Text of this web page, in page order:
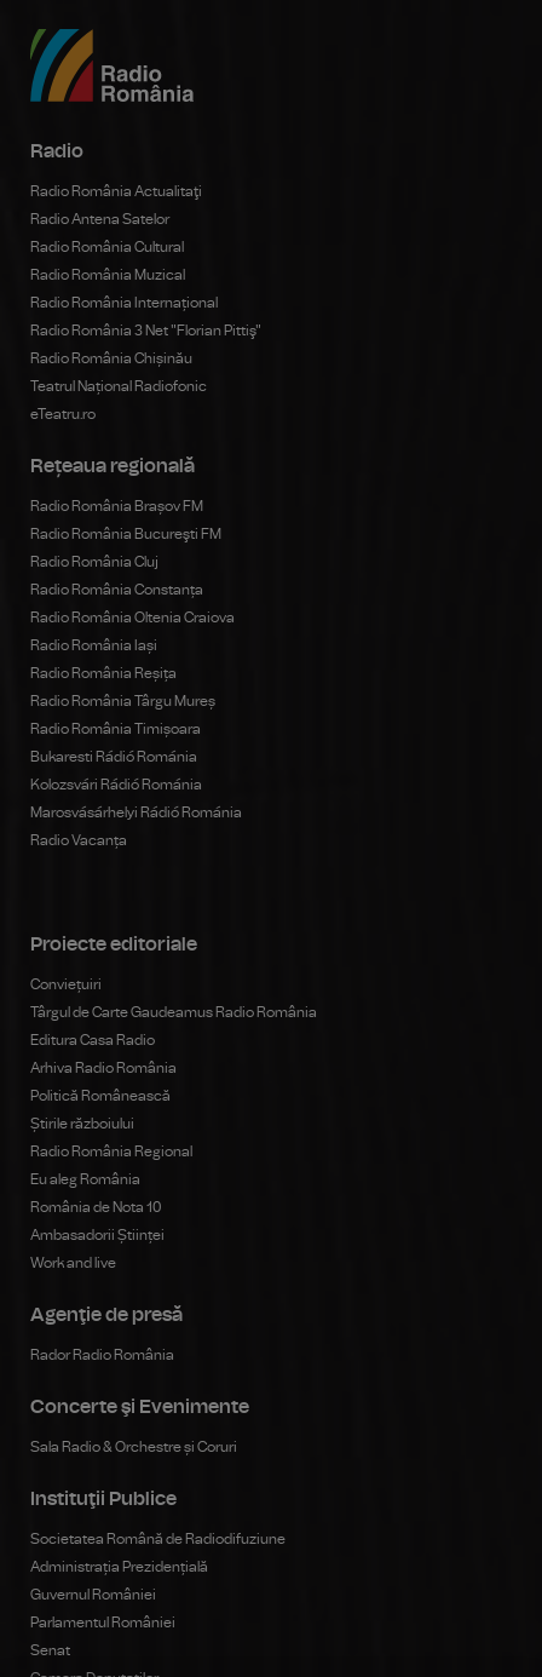
Radio
Radio România Actualitaţi
Radio Antena Satelor
Radio România Cultural
Radio România Muzical
Radio România Internațional
Radio România 3 Net "Florian Pittiş"
Radio România Chișinău
Teatrul Național Radiofonic
eTeatru.ro
Rețeaua regională
Radio România Brașov FM
Radio România Bucureşti FM
Radio România Cluj
Radio România Constanța
Radio România Oltenia Craiova
Radio România Iași
Radio România Reșița
Radio România Târgu Mureș
Radio România Timișoara
Bukaresti Rádió Románia
Kolozsvári Rádió Románia
Marosvásárhelyi Rádió Románia
Radio Vacanța
Proiecte editoriale
Conviețuiri
Târgul de Carte Gaudeamus Radio România
Editura Casa Radio
Arhiva Radio România
Politică Românească
Știrile războiului
Radio România Regional
Eu aleg România
România de Nota 10
Ambasadorii Științei
Work and live
Agenţie de presă
Rador Radio România
Concerte şi Evenimente
Sala Radio & Orchestre și Coruri
Instituţii Publice
Societatea Română de Radiodifuziune
Administrația Prezidențială
Guvernul României
Parlamentul României
Senat